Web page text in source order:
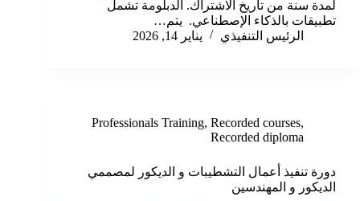
لمدة سنة من تاريخ الاشتراك. الدبلومة تشمل
تطبيقات بالذكاء الإصطناعي. يتم…
الرئيس التنفيذي
يناير 14, 2026
Professionals Training, Recorded courses,
Recorded diploma
دورة تنفيذ أعمال التشطيبات و الديكور لمصممي
الديكور و المهندسين